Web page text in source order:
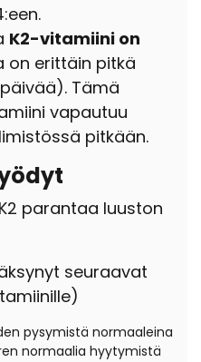
K2-vitamiini on
on erittäin pitkä
Tämä
vapautuu
pitkään.
parantaa luuston
seuraavat
pysymistä normaaleina
normaalia hyytymistä